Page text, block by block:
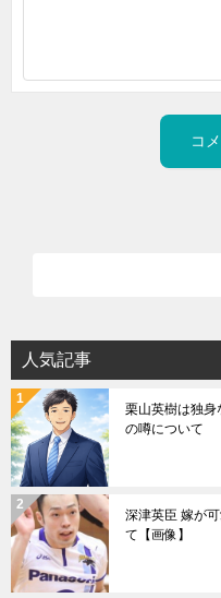
人気記事
栗山英樹は独身
の噂について
深津英臣 嫁が
て【画像】